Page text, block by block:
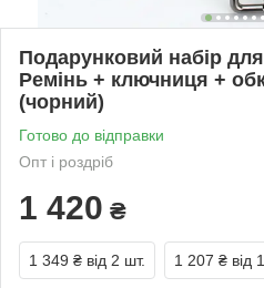
Подарунковий набір
Ремінь + ключниця +
(чорний)
Готово до відправки
Опт і роздріб
1 420 ₴
1 349 ₴ від 2 шт. 1 207 ₴ від